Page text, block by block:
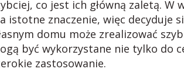
co jest ich główną zaletą.
istotne znaczenie, więc decyduje
domu może zrealizować
być wykorzystane nie tylko do
zastosowanie.